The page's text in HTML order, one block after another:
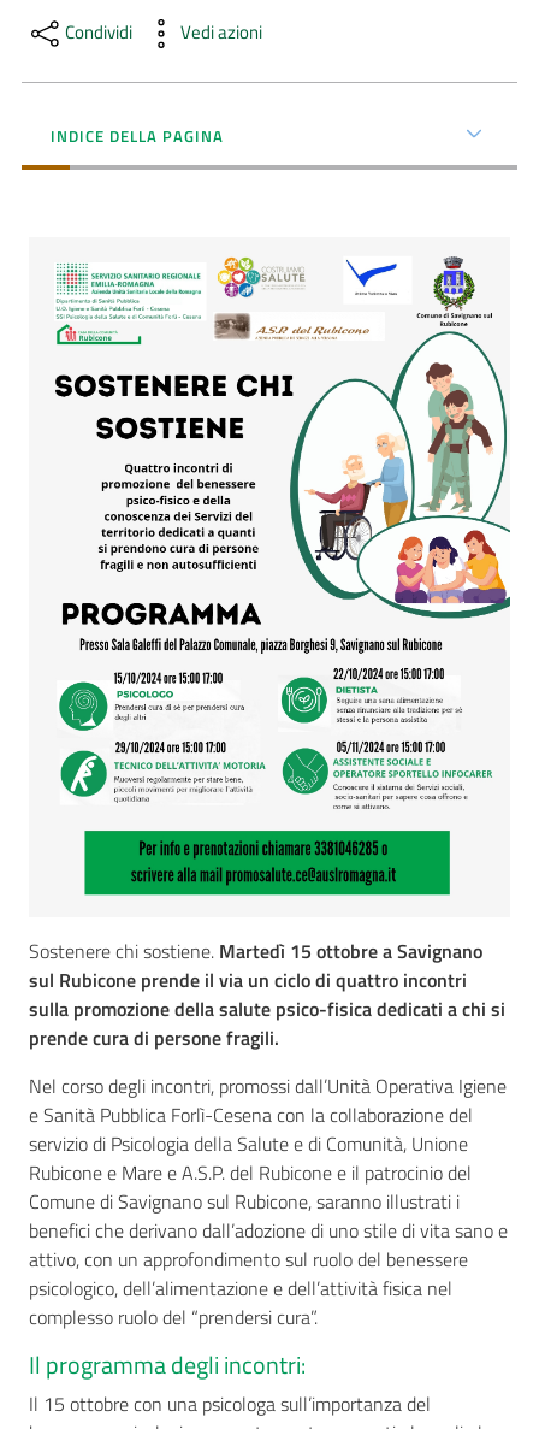
Servizi
Dedicato
Bandi
Seguici
Condividi Vedi azioni
INDICE DELLA PAGINA
Sostenere chi sostiene. Martedì 15 ottobrea Savignano
sul Rubicone prende il via un ciclo di quattro incontri
sulla promozione della salute psico-fisica dedicati a chi si
prende cura di persone fragili.
Nel corso degli incontri, promossi dall’Unità Operativa Igiene
e Sanità Pubblica Forlì-Cesena con la collaborazione del
servizio di Psicologia della Salute e di Comunità, Unione
Rubicone e Mare e A.S.P. del Rubicone e il patrocinio del
Comune di Savignano sul Rubicone, saranno illustrati i
benefici che derivano dall’adozione di uno stile di vita sano e
attivo, con un approfondimento sul ruolo del benessere
psicologico, dell’alimentazione e dell’attività fisica nel
complesso ruolo del “prendersi cura”.
Il programma degli incontri:
Il 15 ottobre con una psicologa sull’importanza del